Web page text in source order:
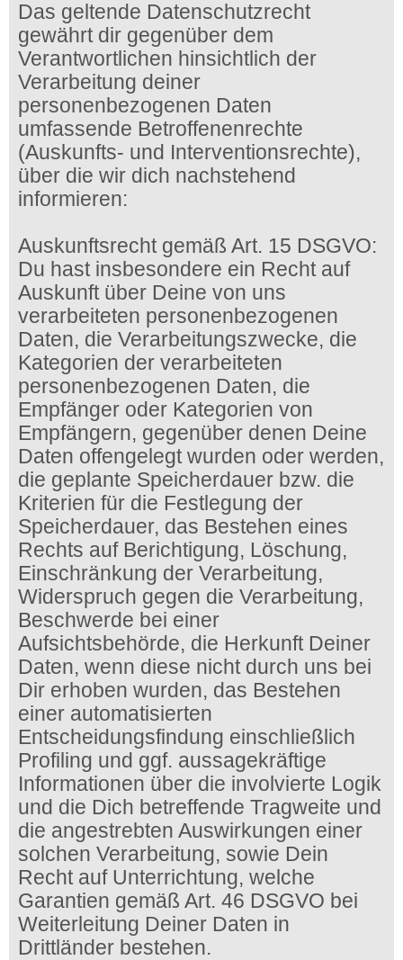
Das geltende Datenschutzrecht
gewährt dir gegenüber dem
Verantwortlichen hinsichtlich der
Verarbeitung deiner
personenbezogenen Daten
umfassende Betroffenenrechte
(Auskunfts- und Interventionsrechte),
über die wir dich nachstehend
informieren:
Auskunftsrecht gemäß Art. 15 DSGVO:
Du hast insbesondere ein Recht auf
Auskunft über Deine von uns
verarbeiteten personenbezogenen
Daten, die Verarbeitungszwecke, die
Kategorien der verarbeiteten
personenbezogenen Daten, die
Empfänger oder Kategorien von
Empfängern, gegenüber denen Deine
Daten offengelegt wurden oder werden,
die geplante Speicherdauer bzw. die
Kriterien für die Festlegung der
Speicherdauer, das Bestehen eines
Rechts auf Berichtigung, Löschung,
Einschränkung der Verarbeitung,
Widerspruch gegen die Verarbeitung,
Beschwerde bei einer
Aufsichtsbehörde, die Herkunft Deiner
Daten, wenn diese nicht durch uns bei
Dir erhoben wurden, das Bestehen
einer automatisierten
Entscheidungsfindung einschließlich
Profiling und ggf. aussagekräftige
Informationen über die involvierte Logik
und die Dich betreffende Tragweite und
die angestrebten Auswirkungen einer
solchen Verarbeitung, sowie Dein
Recht auf Unterrichtung, welche
Garantien gemäß Art. 46 DSGVO bei
Weiterleitung Deiner Daten in
Drittländer bestehen.